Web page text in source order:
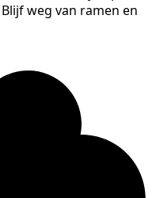
weg van ramen en